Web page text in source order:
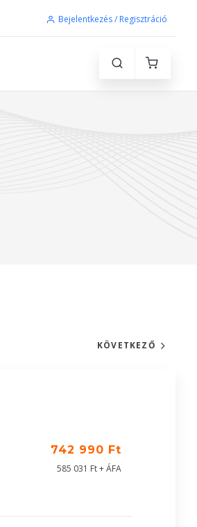
Bejelentkezés / Regisztráció
KÖVETKEZŐ
742 990 Ft
585 031 Ft + ÁFA